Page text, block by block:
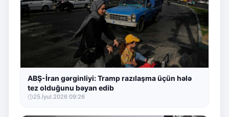
ABŞ-İran gərginliyi: Tramp razılaşma üçün hələ
tez olduğunu bəyan edib
25.İyul.2026 09:26